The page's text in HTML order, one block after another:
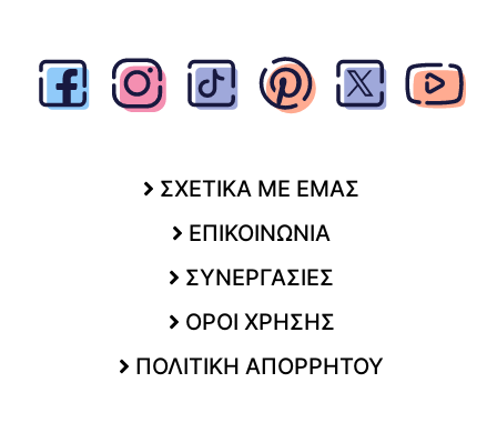
ΣΧΕΤΙΚΑ ΜΕ ΕΜΑΣ
ΕΠΙΚΟΙΝΩΝΙΑ
ΣΥΝΕΡΓΑΣΙΕΣ
ΟΡΟΙ ΧΡΗΣΗΣ
ΠΟΛΙΤΙΚΗ ΑΠΟΡΡΗΤΟΥ